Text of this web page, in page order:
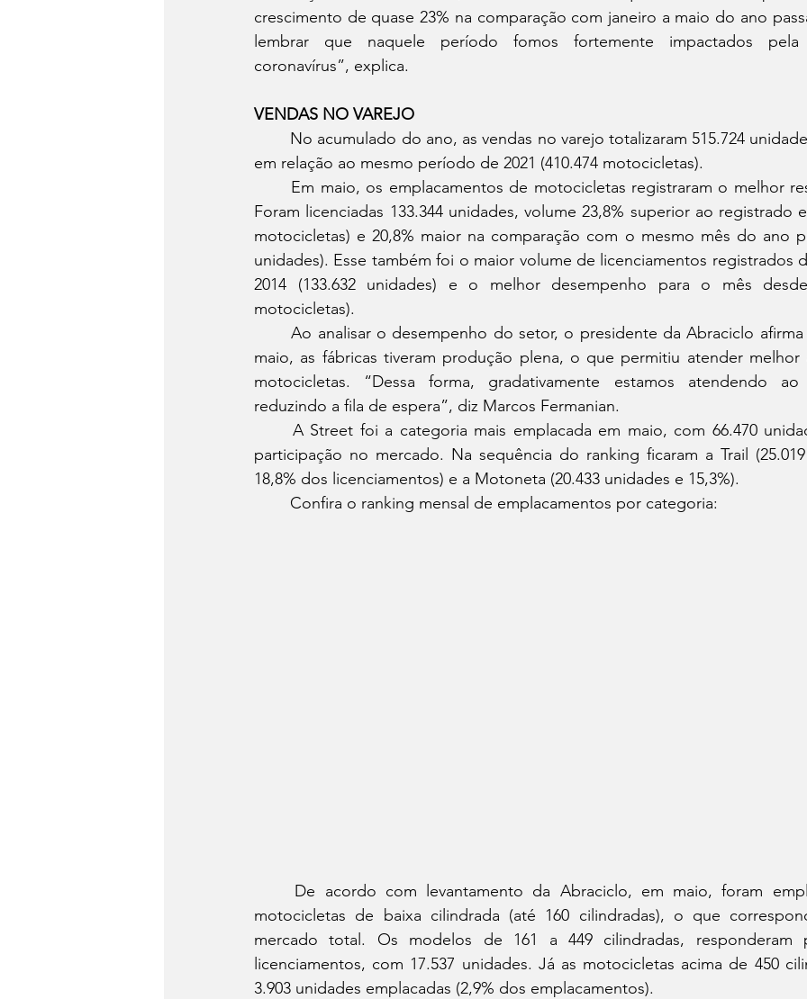
crescimento de quase 23% na comparação com janeiro a maio do ano
lembrar que naquele período fomos fortemente impactados
coronavírus”, explica.
VENDAS NO VAREJO
em relação ao mesmo período de 2021 (410.474 motocicletas).
Foram licenciadas 133.344 unidades, volume 23,8% superior ao registrado
motocicletas) e 20,8% maior na comparação com o mesmo mês do ano
unidades). Esse também foi o maior volume de licenciamentos registrados
2014 (133.632 unidades) e o melhor desempenho para o mês desde
motocicletas).
	Ao analisar o desempenho do setor, o presidente da Abraciclo afirma que, em abril e
maio, as fábricas tiveram produção plena, o que permitiu atender
motocicletas. “Dessa forma, gradativamente estamos atendendo
reduzindo a fila de espera”, diz Marcos Fermanian.
participação no mercado. Na sequência do ranking ficaram a Trail
18,8% dos licenciamentos) e a Motoneta (20.433 unidades e 15,3%).
	Confira o ranking mensal de emplacamentos por categoria:
motocicletas de baixa cilindrada (até 160 cilindradas), o que
mercado total. Os modelos de 161 a 449 cilindradas, responderam
licenciamentos, com 17.537 unidades. Já as motocicletas acima de 450
3.903 unidades emplacadas (2,9% dos emplacamentos).